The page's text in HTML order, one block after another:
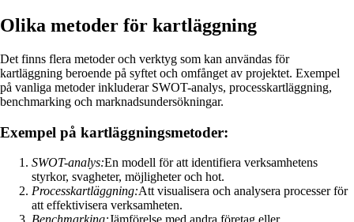
Olika metoder för kartläggning
Det finns flera metoder och verktyg som kan användas för
kartläggning beroende på syftet och omfånget av projektet. Exempel
på vanliga metoder inkluderar SWOT-analys, processkartläggning,
benchmarking och marknadsundersökningar.
Exempel på kartläggningsmetoder:
SWOT-analys:En modell för att identifiera verksamhetens
styrkor, svagheter, möjligheter och hot.
Processkartläggning:Att visualisera och analysera processer för
att effektivisera verksamheten.